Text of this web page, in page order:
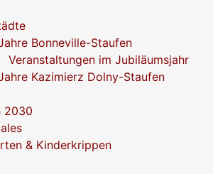
Bonneville-Staufen
Veranstaltungen im Jubiläumsjahr
Kazimierz Dolny-Staufen
2030
& Kinderkrippen